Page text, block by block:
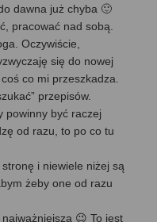
dawna już chyba 🙂
pracować nad sobą.
Oczywiście,
się do nowej
co mi przeszkadza.
przepisów.
powinny być raczej
od razu, to po co tu
i niewiele niżej są
żeby one od razu
😉 To jest